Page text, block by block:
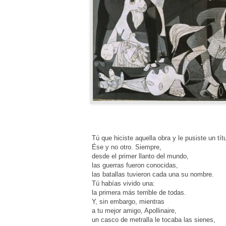
Tú que hiciste aquella obra y le pusiste un
Ése y no otro. Siempre,
desde el primer llanto del mundo,
las guerras fueron conocidas,
las batallas tuvieron cada una su nombre.
Tú habías vivido una:
la primera más terrible de todas.
Y, sin embargo, mientras
a tu mejor amigo, Apollinaire,
un casco de metralla le tocaba las sienes,